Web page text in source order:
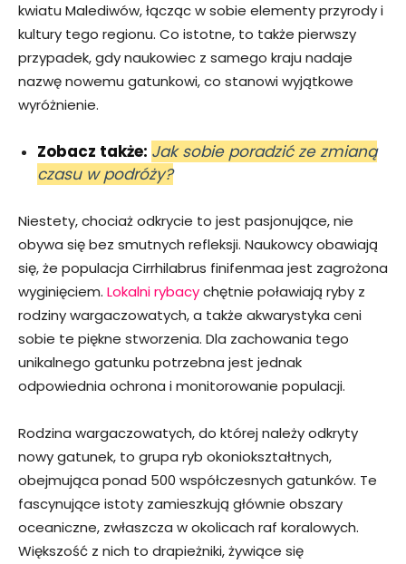
kwiatu Malediwów, łącząc w sobie elementy przyrody i
kultury tego regionu. Co istotne, to także pierwszy
przypadek, gdy naukowiec z samego kraju nadaje
nazwę nowemu gatunkowi, co stanowi wyjątkowe
wyróżnienie.
Zobacz także: Jak sobie poradzić ze zmianą
czasu w podróży?
Niestety, chociaż odkrycie to jest pasjonujące, nie
obywa się bez smutnych refleksji. Naukowcy obawiają
się, że populacja Cirrhilabrus finifenmaa jest zagrożona
wyginięciem. Lokalni rybacychętnie poławiają ryby z
rodziny wargaczowatych, a także akwarystyka ceni
sobie te piękne stworzenia. Dla zachowania tego
unikalnego gatunku potrzebna jest jednak
odpowiednia ochrona i monitorowanie populacji.
Rodzina wargaczowatych, do której należy odkryty
nowy gatunek, to grupa ryb okoniokształtnych,
obejmująca ponad 500 współczesnych gatunków. Te
fascynujące istoty zamieszkują głównie obszary
oceaniczne, zwłaszcza w okolicach raf koralowych.
Większość z nich to drapieżniki, żywiące się